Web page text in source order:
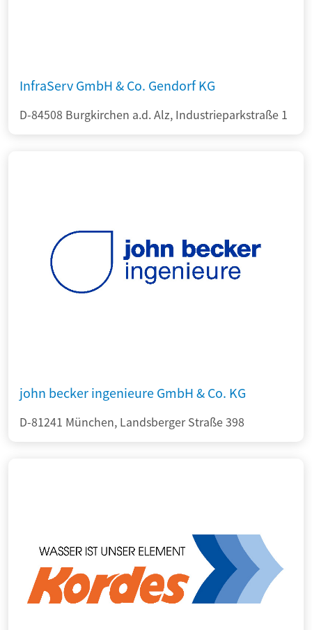
InfraServ GmbH & Co. Gendorf KG
D-84508 Burgkirchen a.d. Alz, Industrieparkstraße 1
john becker ingenieure GmbH & Co. KG
D-81241 München, Landsberger Straße 398